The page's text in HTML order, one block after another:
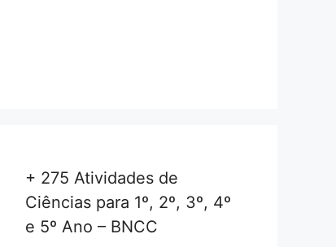
+ 275 Atividades de
Ciências para 1º, 2º, 3º, 4º
e 5º Ano – BNCC